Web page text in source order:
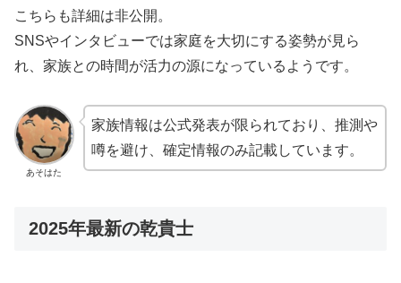
こちらも詳細は非公開。
SNSやインタビューでは家庭を大切にする姿勢が見ら
れ、家族との時間が活力の源になっているようです。
あそはた
家族情報は公式発表が限られており、推測や
噂を避け、確定情報のみ記載しています。
2025年最新の乾貴士